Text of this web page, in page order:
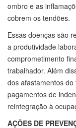
ombro e as
cobrem os tendões.
Essas doenças são
a produtividade
comprometimento
trabalhador. Além
dos afastamentos
pagamentos de
reintegração à
AÇÕES DE